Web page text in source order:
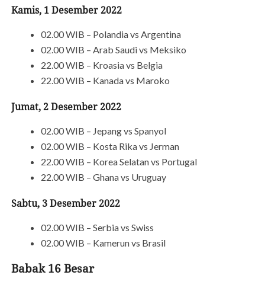
Kamis, 1 Desember 2022
02.00 WIB – Polandia vs Argentina
02.00 WIB – Arab Saudi vs Meksiko
22.00 WIB – Kroasia vs Belgia
22.00 WIB – Kanada vs Maroko
Jumat, 2 Desember 2022
02.00 WIB – Jepang vs Spanyol
02.00 WIB – Kosta Rika vs Jerman
22.00 WIB – Korea Selatan vs Portugal
22.00 WIB – Ghana vs Uruguay
Sabtu, 3 Desember 2022
02.00 WIB – Serbia vs Swiss
02.00 WIB – Kamerun vs Brasil
Babak 16 Besar